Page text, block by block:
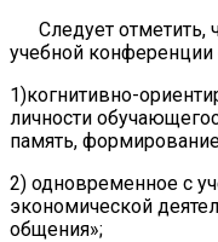
Следует отметить,
учебной
1)когнитивно-
личности
память,
2) одновременное с
экономической
общения»;